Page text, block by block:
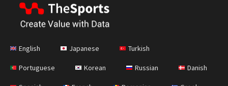
English Japanese Turkish
Portuguese Korean Russian Danish